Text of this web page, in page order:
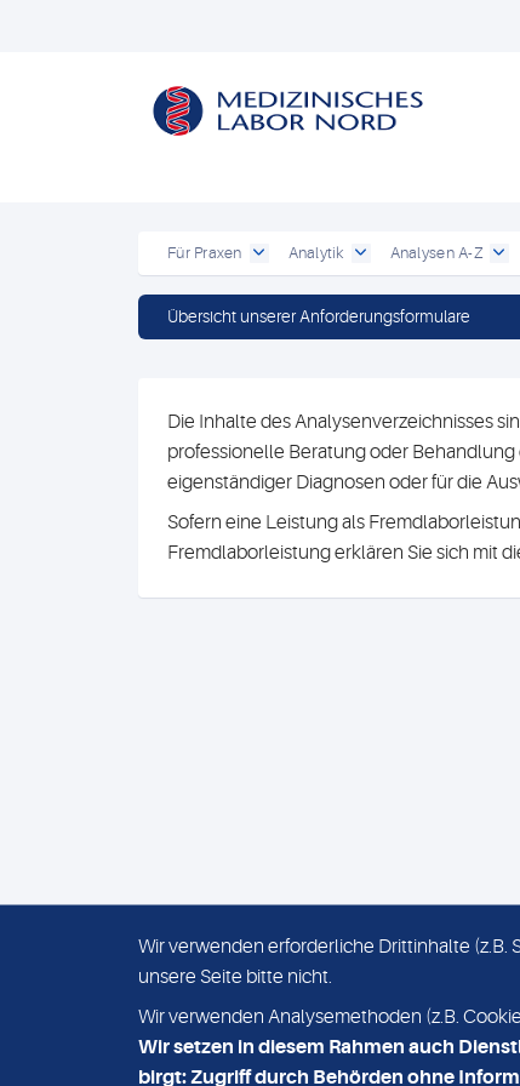
Für Praxen Analytik Analysen A-Z
Übersicht unserer Anforderungsformulare
Die Inhalte des Analysenverzeichnisses
professionelle Beratung oder
eigenständiger Diagnosen oder für die
Sofern eine Leistung als
Fremdlaborleistung erklären Sie sich mit
IMPRESSUM
Wir verwenden erforderliche Drittinhalte (z.B.
unsere Seite bitte nicht.
Wir verwenden Analysemethoden (z.B.
Wir setzen in diesem Rahmen auch
birgt: Zugriff durch Behörden ohne